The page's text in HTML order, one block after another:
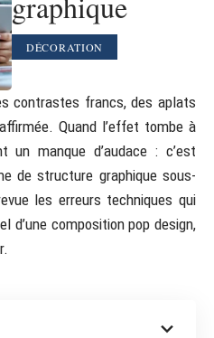
DÉCORATION
contrastes francs, des aplats
Quand l’effet tombe à
manque d’audace : c’est
de structure graphique sous-
les erreurs techniques qui
d’une composition pop design,